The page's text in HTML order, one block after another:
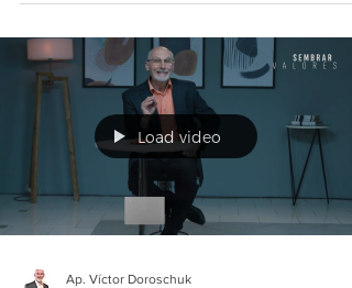
en el mundo. Así como Jesús se acercó a
marginados siendo la medicina de amor y
verdad, tú también puedes marcar la
diferencia en tus círculos sociales.
cómo ser luz y sanidad en medio de los
desafíos actuales con el poder del Espíritu
Load video
Ap. Víctor Doroschuk